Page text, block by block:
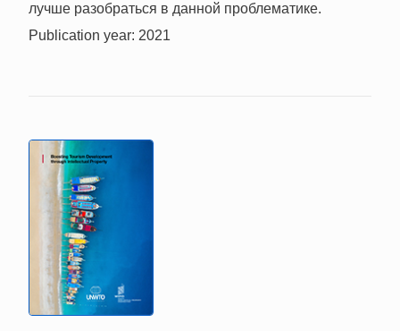
лучше разобраться в данной проблематике.
Publication year: 2021